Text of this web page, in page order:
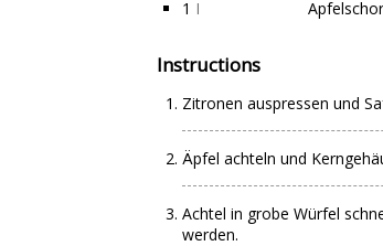
1 l
Instructions
Zitronen auspressen und
Äpfel achteln und
Achtel in grobe Würfel
werden.